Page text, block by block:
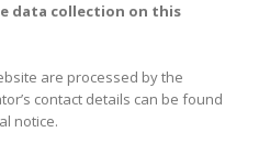
data collection on this
are processed by the
contact details can be found
notice.